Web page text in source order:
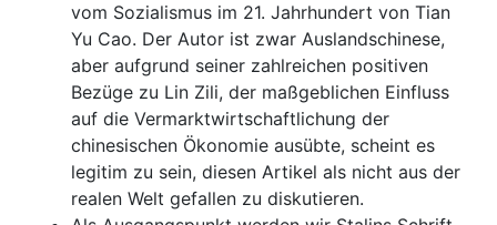
vom Sozialismus im 21. Jahrhundert von Tian
Yu Cao. Der Autor ist zwar Auslandschinese,
aber aufgrund seiner zahlreichen positiven
Bezüge zu Lin Zili, der maßgeblichen Einfluss
auf die Vermarktwirtschaftlichung der
chinesischen Ökonomie ausübte, scheint es
legitim zu sein, diesen Artikel als nicht aus der
realen Welt gefallen zu diskutieren.